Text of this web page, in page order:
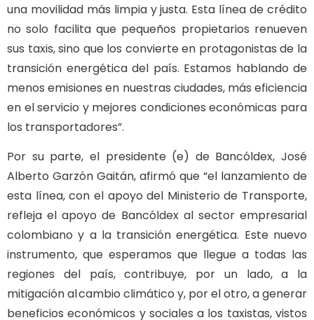
una movilidad más limpia y justa. Esta línea de crédito
no solo facilita que pequeños propietarios renueven
sus taxis, sino que los convierte en protagonistas de la
transición energética del país. Estamos hablando de
menos emisiones en nuestras ciudades, más eficiencia
en el servicio y mejores condiciones económicas para
los transportadores”.
Por su parte, el presidente (e) de Bancóldex, José
Alberto Garzón Gaitán, afirmó que “el lanzamiento de
esta línea, con el apoyo del Ministerio de Transporte,
refleja el apoyo de Bancóldex al sector empresarial
colombiano y a la transición energética. Este nuevo
instrumento, que esperamos que llegue a todas las
regiones del país, contribuye, por un lado, a la
mitigación al cambio climático y, por el otro, a generar
beneficios económicos y sociales a los taxistas, vistos